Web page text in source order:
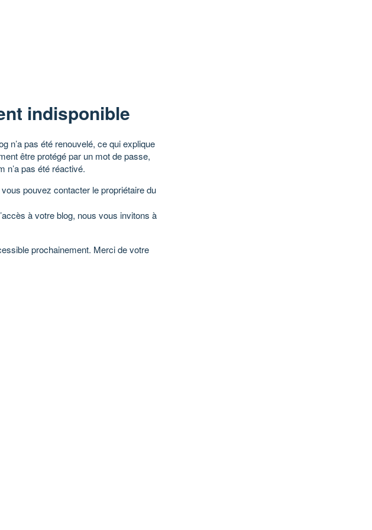
indisponible
n’a pas été renouvelé, ce qui explique
être protégé par un mot de passe,
n’a pas été réactivé.
pouvez contacter le propriétaire du
à votre blog, nous vous invitons à
prochainement. Merci de votre